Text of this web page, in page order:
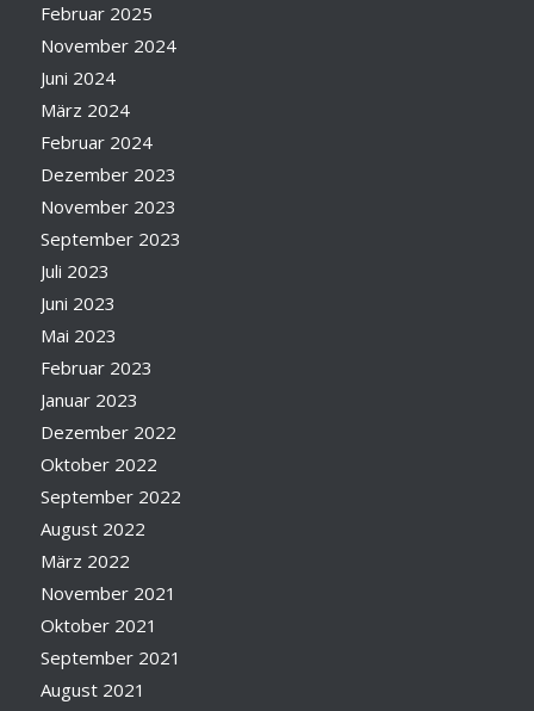
Februar 2025
November 2024
Juni 2024
März 2024
Februar 2024
Dezember 2023
November 2023
September 2023
Juli 2023
Juni 2023
Mai 2023
Februar 2023
Januar 2023
Dezember 2022
Oktober 2022
September 2022
August 2022
März 2022
November 2021
Oktober 2021
September 2021
August 2021